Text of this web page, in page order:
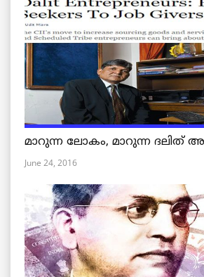
മാറുന്ന ലോകം, മാറുന്ന
June 24, 2016